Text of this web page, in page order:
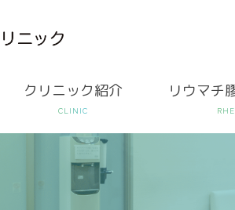
クリニック紹介 リウマチ